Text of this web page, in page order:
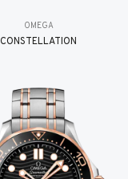
OMEGA
CONSTELLATION